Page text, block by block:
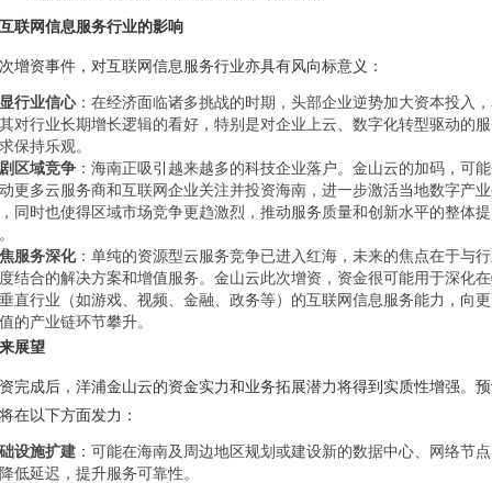
联网信息服务行业的影响
增资事件，对互联网信息服务行业亦具有风向标意义：
行业信心：在经济面临诸多挑战的时期，头部企业逆势加大资本投入
对行业长期增长逻辑的看好，特别是对企业上云、数字化转型驱动的
保持乐观。
区域竞争 ：海南正吸引越来越多的科技企业落户。金山云的加码，可
更多云服务商和互联网企业关注并投资海南，进一步激活当地数字产
同时也使得区域市场竞争更趋激烈，推动服务质量和创新水平的整体提
服务深化：单纯的资源型云服务竞争已进入红海，未来的焦点在于与
结合的解决方案和增值服务。金山云此次增资，资金很可能用于深化
直行业（如游戏、视频、金融、政务等）的互联网信息服务能力，向
的产业链环节攀升。
展望
完成后，洋浦金山云的资金实力和业务拓展潜力将得到实质性增强。
在以下方面发力：
设施扩建 ：可能在海南及周边地区规划或建设新的数据中心、网络节
低延迟，提升服务可靠性。